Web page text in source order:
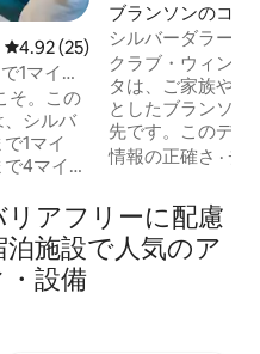
レビュー25件、5つ星中4.92つ
4.92 (25)
1マイ
スト
そ。この
シルバ
1マイ
4マイル
ポット
ります！
ーム2室
リビング
、快適な
ブランソンのコン
シルバーダラー＆
くにある2ベッド
クラブ・ウィンダ
タは、ご家族やグ
としたブランソン
先です。このデラ
室、バスルーム2
イズのソファベ
ルコニー、フルキ
リア、室内洗濯機
り、最大8名様ま
情報の正確さ ·チ
アフリーに配慮
施設で人気のア
設備